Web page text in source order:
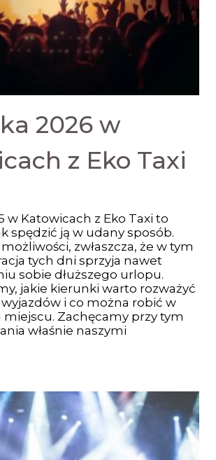
2026 w
z Eko Taxi
w Katowicach z Eko Taxi to
spędzić ją w udany sposób.
zwłaszcza, że w tym
tych dni sprzyja nawet
sobie dłuższego urlopu.
jakie kierunki warto rozważyć
i co można robić w
miejscu. Zachęcamy przy tym
właśnie naszymi